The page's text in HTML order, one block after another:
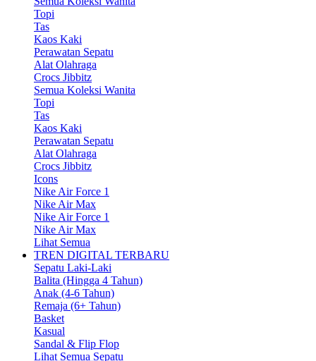
Topi
Tas
Kaos Kaki
Perawatan Sepatu
Alat Olahraga
Crocs Jibbitz
Semua Koleksi Wanita
Topi
Tas
Kaos Kaki
Perawatan Sepatu
Alat Olahraga
Crocs Jibbitz
Icons
Nike Air Force 1
Nike Air Max
Nike Air Force 1
Nike Air Max
Lihat Semua
TREN DIGITAL TERBARU
Sepatu Laki-Laki
Balita (Hingga 4 Tahun)
Anak (4-6 Tahun)
Remaja (6+ Tahun)
Basket
Kasual
Sandal & Flip Flop
Lihat Semua Sepatu